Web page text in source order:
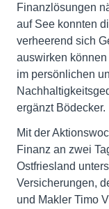
Finanzlösungen
auf See konnten
verheerend sich
auswirken
im persönlichen
ergänzt Bödecker.
Mit der
Finanz an zwei
Ostfriesland
Versicherungen,
und Makler Timo